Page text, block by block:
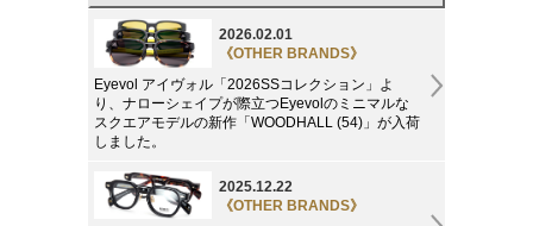
2026.02.01
《OTHER BRANDS》
Eyevol アイヴォル「2026SSコレクション」よ
り、ナローシェイプが際立つEyevolのミニマルな
スクエアモデルの新作「WOODHALL (54)」が入荷
しました。
2025.12.22
《OTHER BRANDS》